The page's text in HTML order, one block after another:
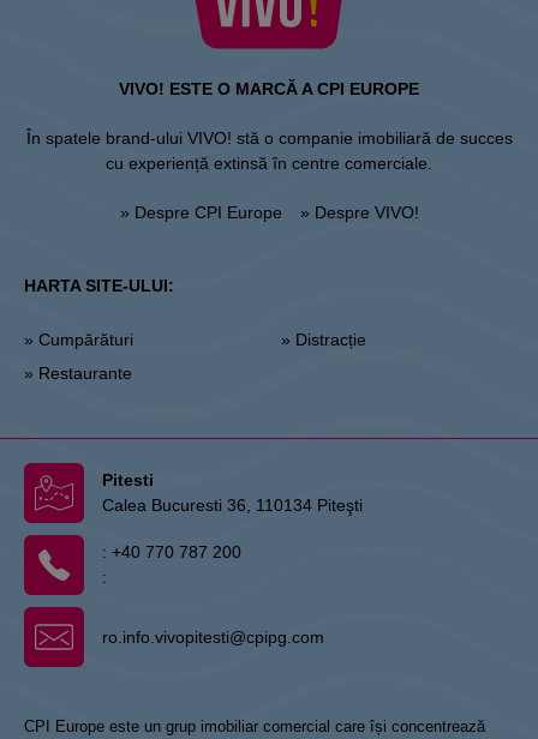
VIVO! ESTE O MARCĂ A CPI EUROPE
În spatele brand-ului VIVO! stă o companie imobiliară de succes
cu experiență extinsă în centre comerciale.
» Despre CPI Europe » Despre VIVO!
HARTA SITE-ULUI:
» Cumpărături
» Restaurante
» Distracție
Pitesti
Calea Bucuresti 36, 110134 Piteşti
: +40 770 787 200
:
ro.info.vivopitesti@cpipg.com
CPI Europe este un grup imobiliar comercial care își concentrează